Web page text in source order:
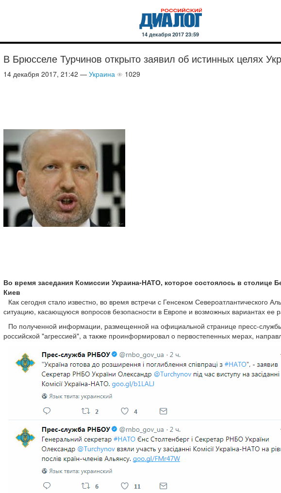
14 декабря 2017 23:59
В Брюсселе Турчинов открыто заявил об истинных целях
14 декабря 2017, 21:42 — Украина 1029
Во время заседания Комиссии Украина-НАТО, которое состоялось в столице
Киев
Как сегодня стало известно, во время встречи с Генсеком
ситуацию, касающуюся вопросов безопасности в Европе и возможных вариантах ее
По полученной информации, размещенной на официальной странице пресс-
российской "агрессией", а также проинформировал о первостепенных мерах,